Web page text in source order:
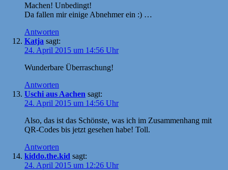
Machen! Unbedingt!
Da fallen mir einige Abnehmer ein :) …
Antworten
Katja sagt:
24. April 2015 um 14:56 Uhr
Wunderbare Überraschung!
Antworten
Uschi aus Aachen sagt:
24. April 2015 um 14:56 Uhr
Also, das ist das Schönste, was ich im Zusammenhang mit
QR-Codes bis jetzt gesehen habe! Toll.
Antworten
kiddo.the.kid sagt:
24. April 2015 um 12:26 Uhr